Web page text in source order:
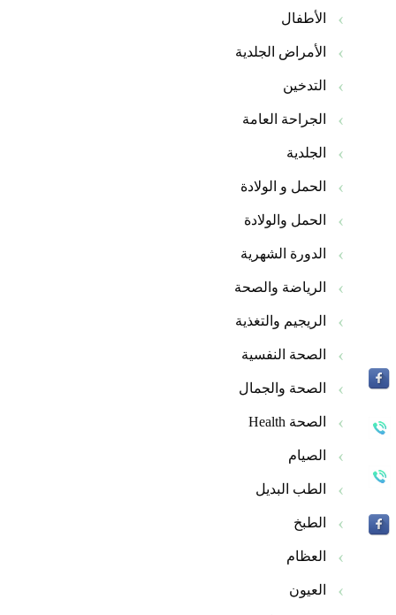
الأطفال
الأمراض الجلدية
التدخين
الجراحة العامة
الجلدية
الحمل و الولادة
الحمل والولادة
الدورة الشهرية
الرياضة والصحة
الريجيم والتغذية
الصحة النفسية
الصحة والجمال
الصحة Health
الصيام
الطب البديل
الطبخ
العظام
العيون